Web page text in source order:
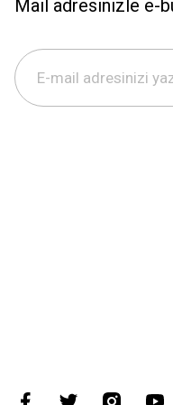
Mail adresinizle e-